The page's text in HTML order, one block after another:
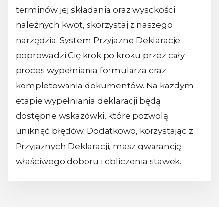
terminów jej składania oraz wysokości
należnych kwot, skorzystaj z naszego
narzędzia. System Przyjazne Deklaracje
poprowadzi Cię krok po kroku przez cały
proces wypełniania formularza oraz
kompletowania dokumentów. Na każdym
etapie wypełniania deklaracji będą
dostępne wskazówki, które pozwolą
uniknąć błędów. Dodatkowo, korzystając z
Przyjaznych Deklaracji, masz gwarancję
właściwego doboru i obliczenia stawek.